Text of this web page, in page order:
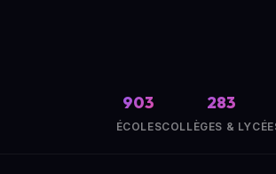
903
ÉCOLES
283
COLLÈGES &